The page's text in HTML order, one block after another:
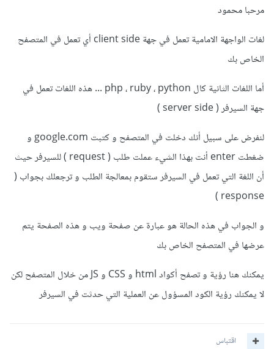
مرحبا محمود
لغات الواجهة الامامية تعمل في جهة client side أي تعمل في المتصفح
الخاص بك
أما اللغات الثانية كال php ، ruby ، python ... هذه اللغات تعمل في
جهة السيرفر ( server side )
لنفرض على سبيل أنك دخلت في المتصفح و كتبت google.com و
ضغطت enter أنت بهذا الشيء عملت طلب ( request ) للسيرفر حيث
أن اللغة التي تعمل في السيرفر ستقوم بمعالجة الطلب و ترجعلك بجواب (
response )
و الجواب في هذه الحالة هو عبارة عن صفحة ويب و هذه الصفحة يتم
عرضها في المتصفح الخاص بك
يمكنك هنا رؤية و تصفح أكواد html و CSS و JS من خلال المتصفح لكن
لا يمكنك رؤية الكود المسؤول عن العملية التي حدثت في السيرفر
اقتباس